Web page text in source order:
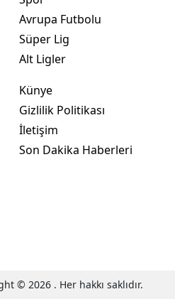
Avrupa Futbolu
Süper Lig
Alt Ligler
Künye
Gizlilik Politikası
İletişim
Son Dakika Haberleri
© 2026 . Her hakkı saklıdır.